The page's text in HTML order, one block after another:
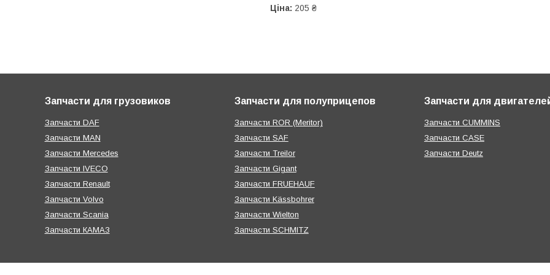
Ціна: 205 ₴
Запчасти для грузовиков
Запчасти DAF
Запчасти MAN
Запчасти Mercedes
Запчасти IVECO
Запчасти Renault
Запчасти Volvo
Запчасти Scania
Запчасти КАМАЗ
Запчасти для полуприцепов
Запчасти ROR (Meritor)
Запчасти SAF
Запчасти Treilor
Запчасти Gigant
Запчасти FRUEHAUF
Запчасти Kässbohrer
Запчасти Wielton
Запчасти SCHMITZ
Запчасти для
Запчасти CUMMINS
Запчасти CASE
Запчасти Deutz